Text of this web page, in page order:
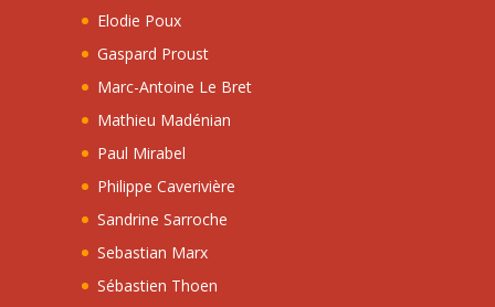
Elodie Poux
Gaspard Proust
Marc-Antoine Le Bret
Mathieu Madénian
Paul Mirabel
Philippe Caverivière
Sandrine Sarroche
Sebastian Marx
Sébastien Thoen